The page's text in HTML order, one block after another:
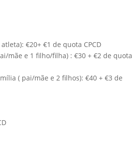
€20+ €1 de quota CPCD
mãe e 1 filho/filha) : €30 + €2 de quota
( pai/mãe e 2 filhos): €40 + €3 de